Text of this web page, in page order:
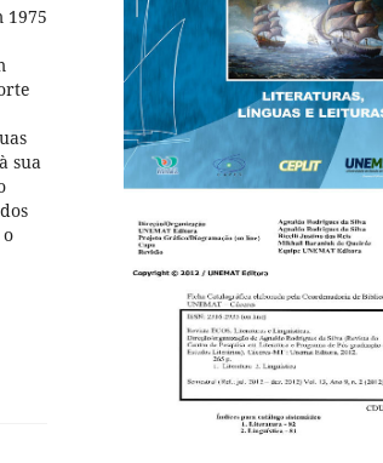
1975
sua